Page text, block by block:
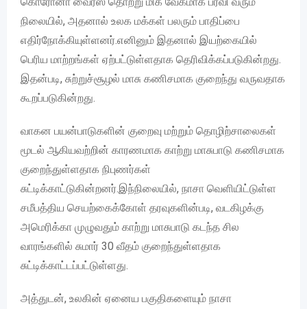
நிலையில், அதனால் உலக மக்கள் பலரும் பாதிப்பை
எதிர்நோக்கியுள்ளனர்.எனினும் இதனால் இயற்கையில்
பெரிய மாற்றங்கள் ஏற்பட்டுள்ளதாக தெரிவிக்கப்படுகின்றது.
இதன்படி, சுற்றுச்சூழல் மாசு கணிசமாக குறைந்து வருவதாக
கூறப்படுகின்றது.
வாகன பயன்பாடுகளின் குறைவு மற்றும் தொழிற்சாலைகள்
மூடல் ஆகியவற்றின் காரணமாக காற்று மாசுபாடு கணிசமாக
குறைந்துள்ளதாக நிபுணர்கள்
சுட்டிக்காட்டுகின்றனர்.இந்நிலையில், நாசா வெளியிட்டுள்ள
சமீபத்திய செயற்கைக்கோள் தரவுகளின்படி, வடகிழக்கு
அமெரிக்கா முழுவதும் காற்று மாசுபாடு கடந்த சில
வாரங்களில் சுமார் 30 வீதம் குறைந்துள்ளதாக
சுட்டிக்காட்டப்பட்டுள்ளது.
அத்துடன், உலகின் ஏனைய பகுதிகளையும் நாசா